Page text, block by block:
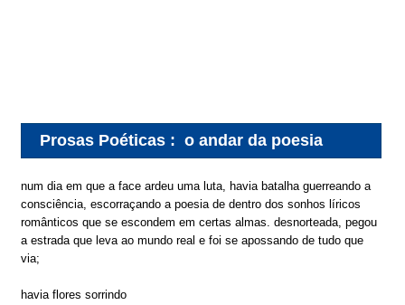
Prosas Poéticas : o andar da poesia
num dia em que a face ardeu uma luta, havia batalha guerreando a
consciência, escorraçando a poesia de dentro dos sonhos líricos
românticos que se escondem em certas almas. desnorteada, pegou
a estrada que leva ao mundo real e foi se apossando de tudo que
via;
havia flores sorrindo